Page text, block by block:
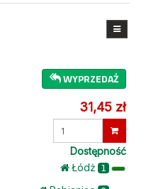
WYPRZEDAŻ
31,45 zł
Dostępność
Łódż 1